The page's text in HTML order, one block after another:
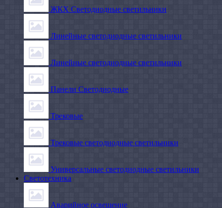
ЖКХ Светодиодные светильники
Линейные светодиодные светильники
Линейные светодиодные светильники
Панели Светодиодные
Трековые
Трековые светодиодные светильники
Универсальные светодиодные светильники
Светотехника
Аварийное освещение